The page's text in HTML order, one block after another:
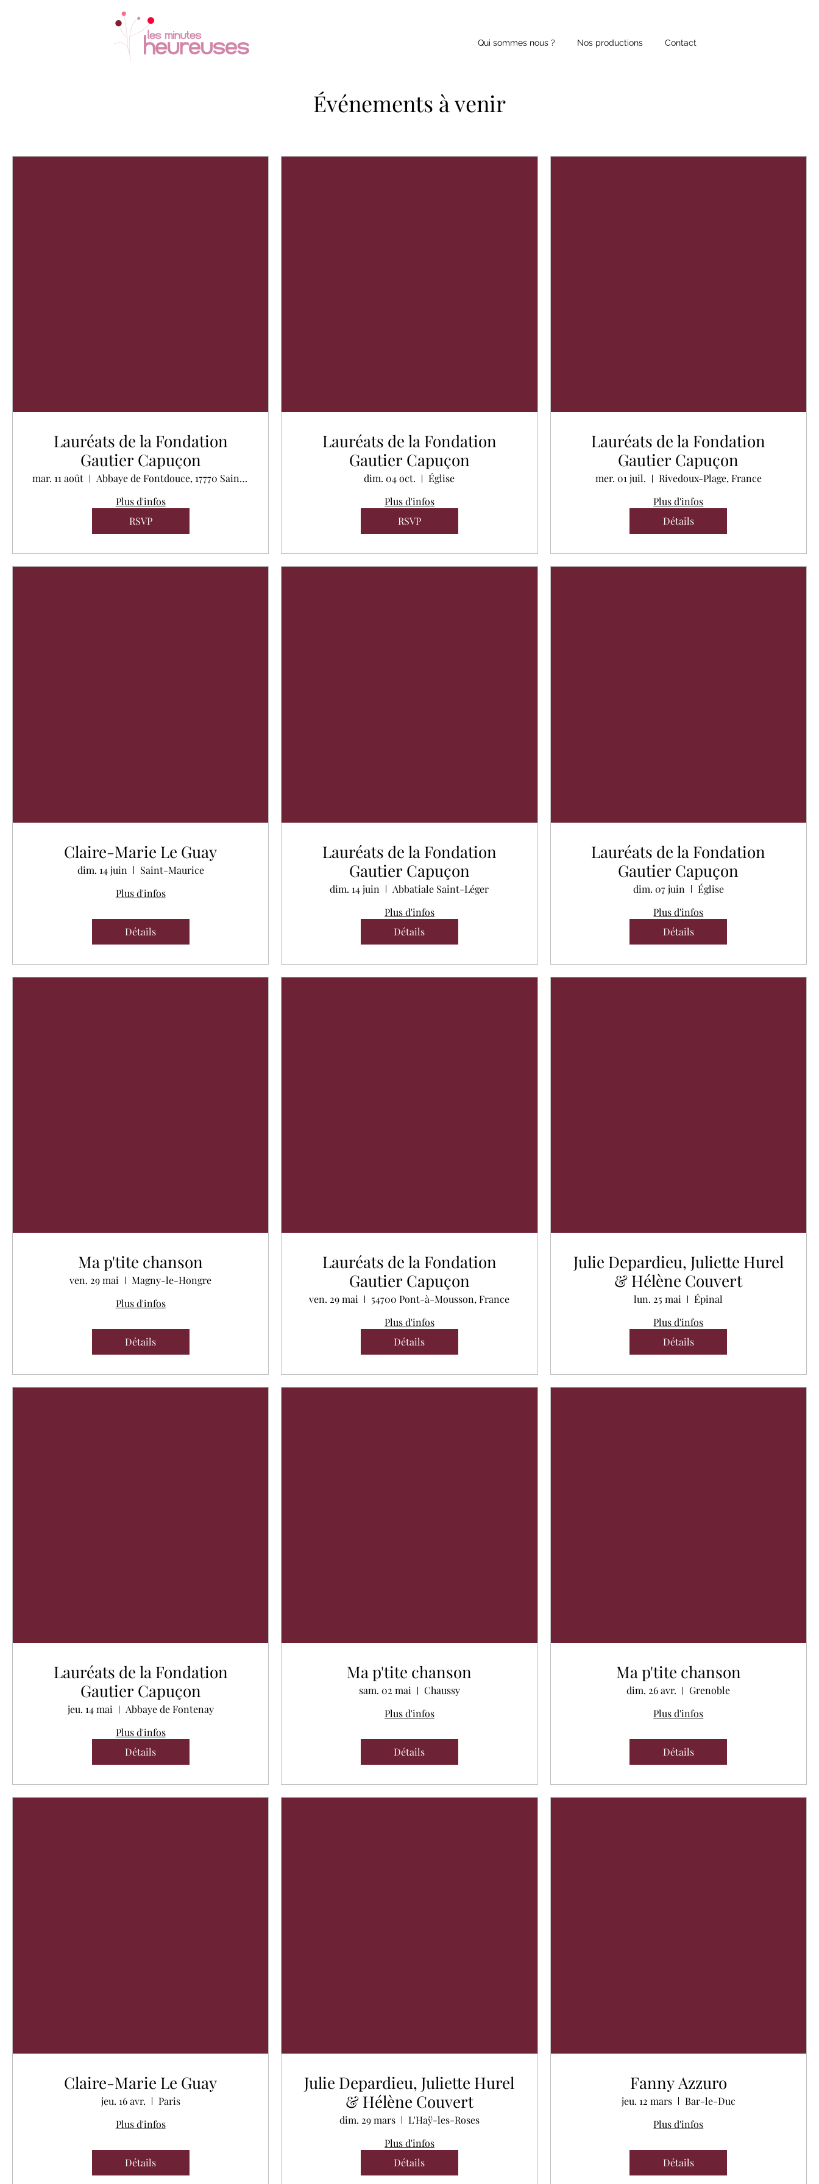
Qui sommes nous ? Nos productions Contact
Événements à venir
Lauréats de la Fondation
Gautier Capuçon
mar. 11 août
Abbaye de Fontdouce, 17770 Saint-Bris-des-Bois, France
Plus d'infos
RSVP
Lauréats de la Fondation
Gautier Capuçon
dim. 04 oct.
Église
Plus d'infos
RSVP
Lauréats de la Fondation
Gautier Capuçon
mer. 01 juil.
Rivedoux-Plage, France
Plus d'infos
Détails
Claire-Marie Le Guay
dim. 14 juin
Saint-Maurice
Plus d'infos
Détails
Lauréats de la Fondation
Gautier Capuçon
dim. 14 juin
Abbatiale Saint-Léger
Plus d'infos
Détails
Lauréats de la Fondation
Gautier Capuçon
dim. 07 juin
Église
Plus d'infos
Détails
Ma p'tite chanson
ven. 29 mai
Magny-le-Hongre
Plus d'infos
Détails
Lauréats de la Fondation
Gautier Capuçon
ven. 29 mai
54700 Pont-à-Mousson, France
Plus d'infos
Détails
Julie Depardieu, Juliette Hurel
& Hélène Couvert
lun. 25 mai
Épinal
Plus d'infos
Détails
Lauréats de la Fondation
Gautier Capuçon
jeu. 14 mai
Abbaye de Fontenay
Plus d'infos
Détails
Ma p'tite chanson
sam. 02 mai
Chaussy
Plus d'infos
Détails
Ma p'tite chanson
dim. 26 avr.
Grenoble
Plus d'infos
Détails
Claire-Marie Le Guay
jeu. 16 avr.
Paris
Plus d'infos
Détails
Julie Depardieu, Juliette Hurel
& Hélène Couvert
dim. 29 mars
L'Haÿ-les-Roses
Plus d'infos
Détails
Fanny Azzuro
jeu. 12 mars
Bar-le-Duc
Plus d'infos
Détails